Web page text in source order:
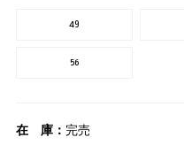
49
56
在 庫： 完売